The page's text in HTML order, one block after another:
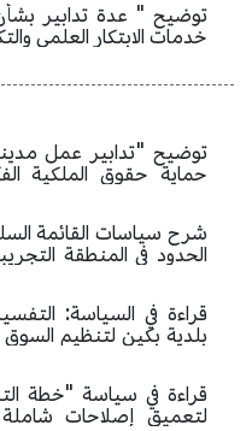
توضيح " عدة تدابير
خدمات الابتكار العلمي
توضيح "تدابير عمل
حماية حقوق الملكية
شرح سياسات القائمة
الحدود في المنطقة
انفتاح قطاع الخدمات "نسخة 2025" وإجراءات
قراءة في السياسة:
قراءة في سياسة "خطة
لتعميق إصلاحات